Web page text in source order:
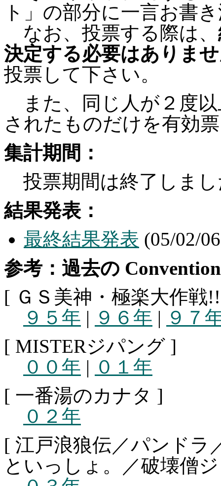
ト」の部分に一言お書
なお、投票する際は、
決定する必要はありま
投票して下さい。
また、同じ人が２度以
されたものだけを有効
集計期間：
投票期間は終了しまし
結果発表：
最終結果発表 (05/02/
参考：過去の
[ ＧＳ美神・極楽大作戦
９５年 | ９６年 | ９７
[ MISTERジパング ]
００年 | ０１年
[ 一番湯のカナタ ]
０２年
[ 江戸浪狼伝／パンドラ
といっしょ。／破壊僧